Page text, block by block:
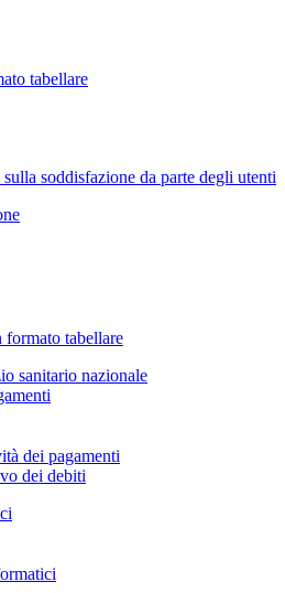
tabellare
soddisfazione da parte degli utenti
tabellare
sanitario nazionale
dei pagamenti
dei debiti